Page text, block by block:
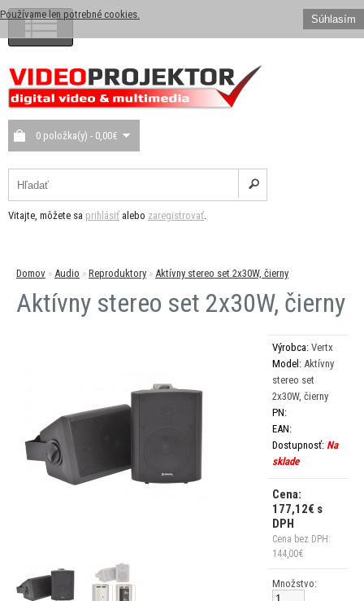
0 položka(y) - 0,00€
Vitajte, môžete sa prihlásiť alebo zaregistrovať.
Súhlasím
Používame len potrebné cookies.
Domov » Audio » Reproduktory » Aktívny stereo set 2x30W, čierny
Aktívny stereo set 2x30W, čierny
Výrobca: Vertx
Model: Aktívny
stereo set
2x30W, čierny
PN:
EAN:
Dostupnosť: Na
sklade
Cena:
177,12€ s
DPH
Cena bez DPH:
144,00€
Množstvo: